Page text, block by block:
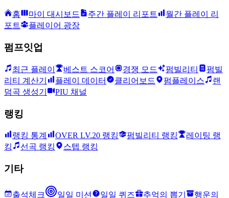
홈 마이 대시보드 주간 플레이 리포트
월간 플레이 리
포트
플레이어 광장
펌프잇업
최근 플레이 베스트 스코어 경쟁 모드 펌빌리티
펌빌
리티 계산기
플레이 데이터 클리어보드 펌플레이스
랜
덤곡 생성기
PIU 채널
랭킹
랭킹 통계 OVER LV.20 랭킹 펌빌리티 랭킹
레이팅 랭
킹
선곡 랭킹 스텝 랭킹
기타
출석체크 일일 미션 일일 퀴즈 추억의 뽑기 행운의